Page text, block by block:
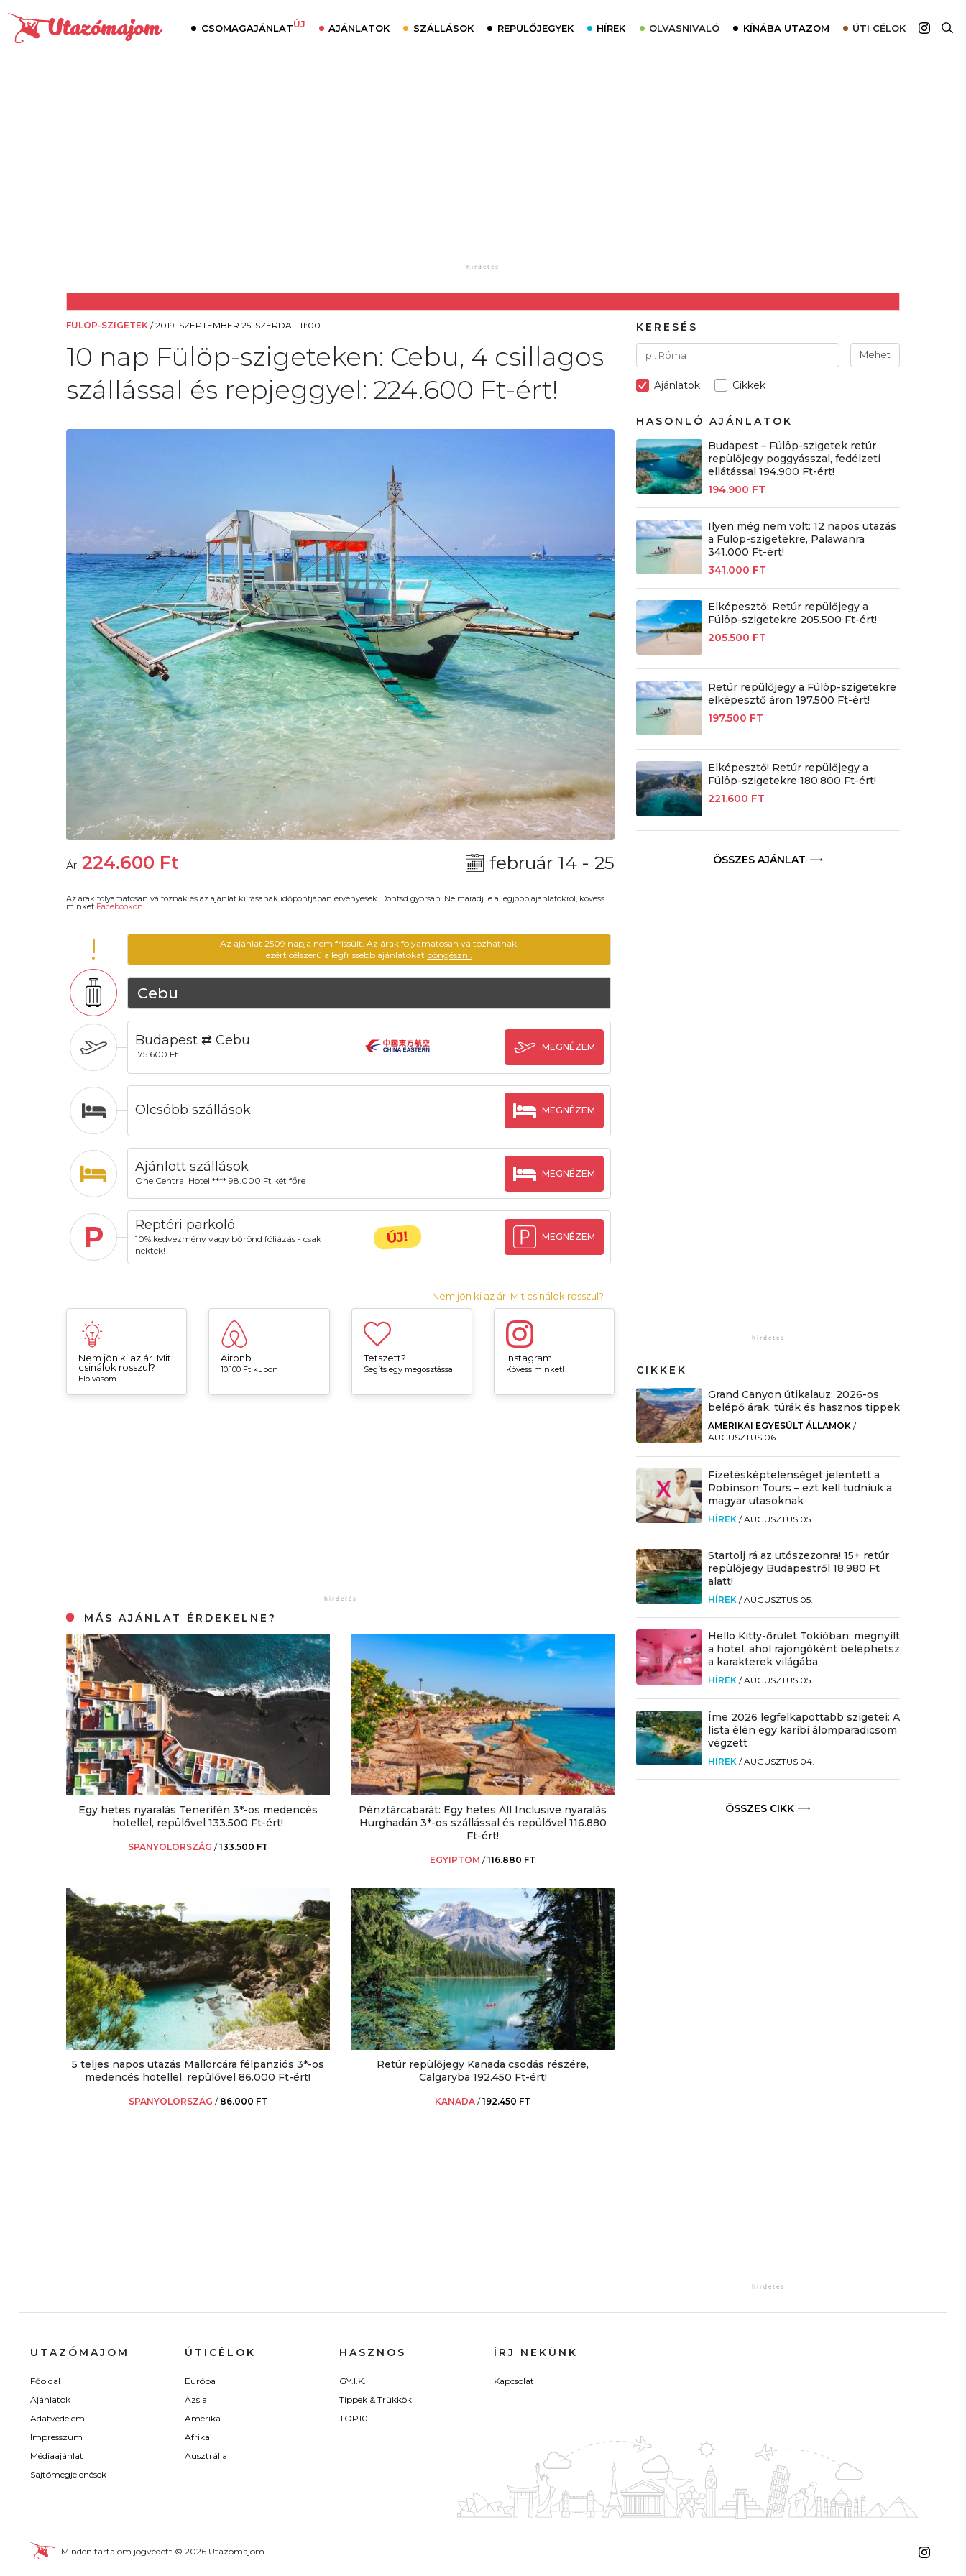
CSOMAGAJÁNLATÚJ AJÁNLATOK SZÁLLÁSOK REPÜLŐJEGYEK HÍREK OLVASNIVALÓ KÍNÁBA UTAZOM ÚTI CÉLOK
FÜLÖP-SZIGETEK /2019. SZEPTEMBER 25. SZERDA - 11:00
10 nap Fülöp-szigeteken: Cebu, 4 csillagos
szállással és repjeggyel: 224.600 Ft-ért!
Ár: 224.600 Ft február 14 - 25
Az árak folyamatosan változnak és az ajánlat kiírásanak időpontjában érvényesek. Döntsd gyorsan. Ne maradj le a legjobb ajánlatokról, kövess
minket Facebookon!
!
Az ajánlat 2509 napja nem frissült. Az árak folyamatosan változhatnak,
ezért célszerű a legfrissebb ajánlatokat böngészni.
Cebu
Budapest ⇄ Cebu
175.600 Ft
MEGNÉZEM
Olcsóbb szállások MEGNÉZEM
Ajánlott szállások
One Central Hotel **** 98.000 Ft két főre
MEGNÉZEM
P Reptéri parkoló
10% kedvezmény vagy bőrönd fóliázás - csak
nektek!
ÚJ! MEGNÉZEM
Nem jön ki az ár. Mit csinálok rosszul?
Nem jön ki az ár. Mit
csinálok rosszul?
Elolvasom
Airbnb
10.100 Ft kupon
Tetszett?
Segíts egy megosztással!
Instagram
Kövess minket!
MÁS AJÁNLAT ÉRDEKELNE?
Egy hetes nyaralás Tenerifén 3*-os medencés
hotellel, repülővel 133.500 Ft-ért!
SPANYOLORSZÁG /133.500 FT
Pénztárcabarát: Egy hetes All Inclusive nyaralás
Hurghadán 3*-os szállással és repülővel 116.880
Ft-ért!
EGYIPTOM /116.880 FT
5 teljes napos utazás Mallorcára félpanziós 3*-os
medencés hotellel, repülővel 86.000 Ft-ért!
SPANYOLORSZÁG / 86.000 FT
Retúr repülőjegy Kanada csodás részére,
Calgaryba 192.450 Ft-ért!
KANADA /192.450 FT
KERESÉS
Mehet
Ajánlatok Cikkek
HASONLÓ AJÁNLATOK
Budapest – Fülöp-szigetek retúr
repülőjegy poggyásszal, fedélzeti
ellátással 194.900 Ft-ért!
194.900 FT
Ilyen még nem volt: 12 napos utazás
a Fülöp-szigetekre, Palawanra
341.000 Ft-ért!
341.000 FT
Elképesztő: Retúr repülőjegy a
Fülöp-szigetekre 205.500 Ft-ért!
205.500 FT
Retúr repülőjegy a Fülöp-szigetekre
elképesztő áron 197.500 Ft-ért!
197.500 FT
Elképesztő! Retúr repülőjegy a
Fülöp-szigetekre 180.800 Ft-ért!
221.600 FT
ÖSSZES AJÁNLAT
CIKKEK
Grand Canyon útikalauz: 2026-os
belépő árak, túrák és hasznos tippek
AMERIKAI EGYESÜLT ÁLLAMOK /
AUGUSZTUS 06.
Fizetésképtelenséget jelentett a
Robinson Tours – ezt kell tudniuk a
magyar utasoknak
HÍREK /AUGUSZTUS 05.
Startolj rá az utószezonra! 15+ retúr
repülőjegy Budapestről 18.980 Ft
alatt!
HÍREK /AUGUSZTUS 05.
Hello Kitty-őrület Tokióban: megnyílt
a hotel, ahol rajongóként beléphetsz
a karakterek világába
HÍREK /AUGUSZTUS 05.
Íme 2026 legfelkapottabb szigetei: A
lista élén egy karibi álomparadicsom
végzett
HÍREK /AUGUSZTUS 04.
ÖSSZES CIKK
UTAZÓMAJOM
Főoldal
Ajánlatok
Adatvédelem
Impresszum
Médiaajánlat
Sajtómegjelenések
ÚTICÉLOK
Európa
Ázsia
Amerika
Afrika
Ausztrália
HASZNOS
GY.I.K.
Tippek & Trükkök
TOP10
ÍRJ NEKÜNK
Kapcsolat
Minden tartalom jogvédett © 2026 Utazómajom.